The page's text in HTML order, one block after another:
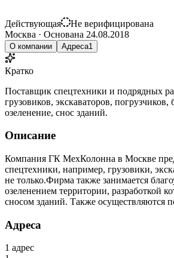
Действующая
Не верифицирована
Москва · Основана 24.08.2018
О компании Адреса1
Кратко
Поставщик спецтехники и подрядных
грузовиков, экскаваторов, погрузчиков,
озеленение, снос зданий.
Описание
Компания ГК МехКолонна в Москве
спецтехники, например, грузовики,
не только.Фирма также занимается
озеленением территории, разработкой
сносом зданий. Также осуществляются
Адреса
1 адрес